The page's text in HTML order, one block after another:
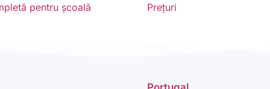
pentru școală
Prețuri